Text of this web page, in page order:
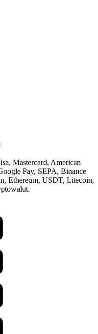
Mastercard, American
Pay, SEPA, Binance
Ethereum, USDT, Litecoin,